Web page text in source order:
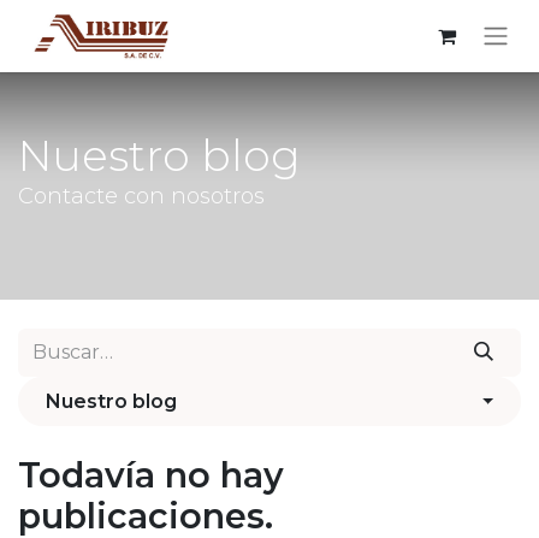
Nuestro blog
Contacte con nosotros
Nuestro blog
Todavía no hay
publicaciones.